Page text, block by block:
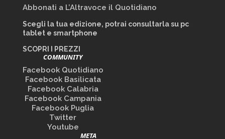
Abbonati a L’Altravoce il Quotidiano
Scegli la tua edizione, potrai consultarla su pc
tablet e smartphone
SCOPRI I PREZZI
COMMUNITY
Facebook Quotidiano
Facebook Basilicata
Facebook Calabria
Facebook Campania
Facebook Puglia
Twitter
Youtube
META